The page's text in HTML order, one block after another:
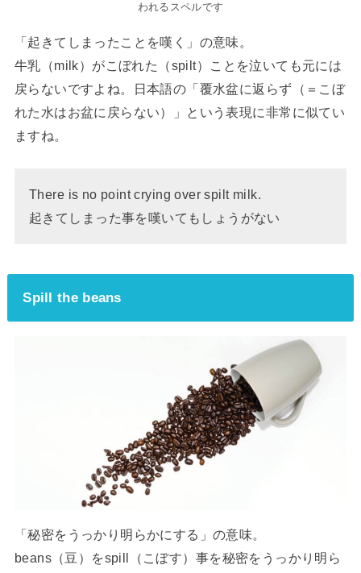
われるスペルです
「起きてしまったことを嘆く」の意味。
牛乳（milk）がこぼれた（spilt）ことを泣いても元には
戻らないですよね。日本語の「覆水盆に返らず（＝こぼ
れた水はお盆に戻らない）」という表現に非常に似てい
ますね。
There is no point crying over spilt milk.
起きてしまった事を嘆いてもしょうがない
Spill the beans
「秘密をうっかり明らかにする」の意味。
beans（豆）をspill（こぼす）事を秘密をうっかり明ら